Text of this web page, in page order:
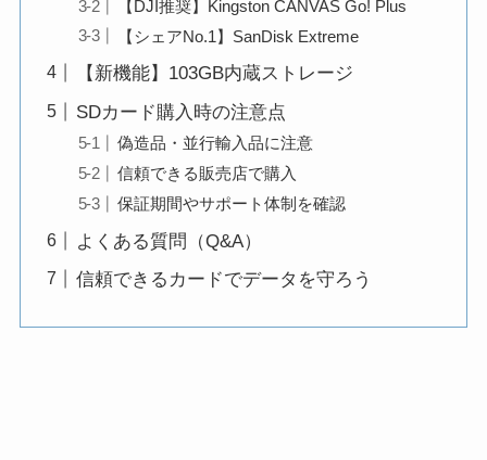
【DJI推奨】Kingston CANVAS Go! Plus
【シェアNo.1】SanDisk Extreme
【新機能】103GB内蔵ストレージ
SDカード購入時の注意点
偽造品・並行輸入品に注意
信頼できる販売店で購入
保証期間やサポート体制を確認
よくある質問（Q&A）
信頼できるカードでデータを守ろう